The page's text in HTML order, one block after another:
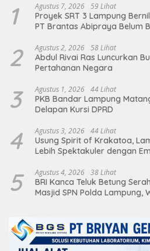
1 Agustus 7, 2026 59 Lihat
Proyek SRT 3 Lampung
PT Brantas Abipraya Belum
2 Agustus 2, 2026 58 Lihat
Abdul Rivai Ras Luncurkan
Pertahanan Negara
3 Agustus 1, 2026 44 Lihat
PKB Bandar Lampung
Delapan Kursi DPRD
4 Agustus 3, 2026 44 Lihat
Usung Spirit of Krakatoa,
Lebih Spektakuler dengan
5 Agustus 4, 2026 38 Lihat
BRI Kanca Teluk Betung
Masjid SPN Polda Lampung,